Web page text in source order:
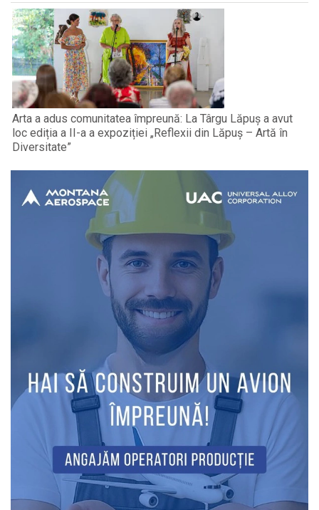
Arta a adus comunitatea împreună: La Târgu Lăpuș a avut
loc ediția a II-a a expoziției „Reflexii din Lăpuș – Artă în
Diversitate”